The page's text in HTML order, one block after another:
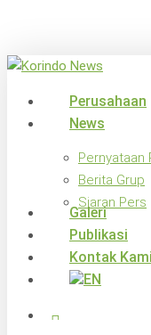
main
search
Menu
Perusahaan
News
Pernyataan
Berita Grup
Siaran Pers
Galeri
Publikasi
Kontak Kami
x-
twitter
facebook